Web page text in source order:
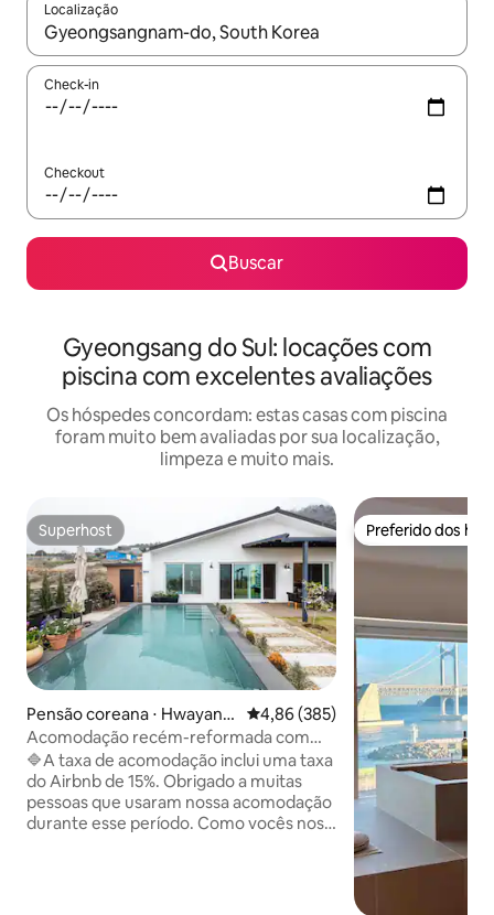
Localização
Quando os resultados estiverem disponíveis, explore-os
Check-in
Checkout
Buscar
Gyeongsang do Sul: locações com
piscina com excelentes avaliações
Os hóspedes concordam: estas casas com piscina
foram muito bem avaliadas por sua localização,
limpeza e muito mais.
Superhost
Superhost
Pensão coreana ⋅ Hwayang
-myeon, Yeosu-si
4,86 de uma avaliação média de
4,86 (385)
Acomodação recém-reformada com
estilo de hotel *Jacuzzi com parede de
pedra de Jeju *Vila privativa com piscina
Piscina em frente a um amplo jardim
Vista para o mar* Muse House
🔷️A taxa de acomodação inclui uma taxa
do Airbnb de 15%. Obrigado a muitas
pessoas que usaram nossa acomodação
durante esse período. Como vocês nos
Preferido dos
Preferido dos